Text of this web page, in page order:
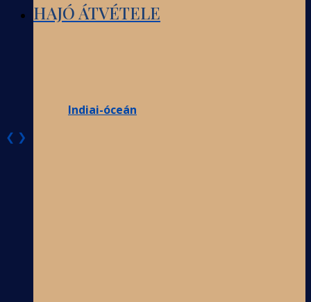
Indiai-óceán
HAJÓ ÁTVÉTELE
❮ ❯